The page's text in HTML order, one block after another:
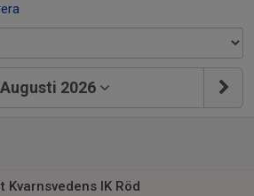
Augusti 2026
Kvarnsvedens IK Röd